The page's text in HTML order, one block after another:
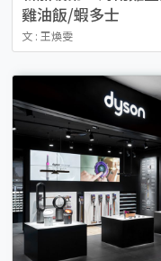
雞油飯/蝦多士
文 : 王煥雯